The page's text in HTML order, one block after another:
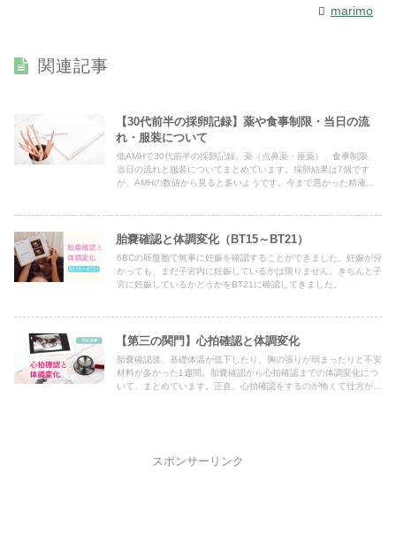
marimo
関連記事
【30代前半の採卵記録】薬や食事制限・当日の流
れ・服装について
低AMHで30代前半の採卵記録。薬（点鼻薬・座薬）、食事制限、
当日の流れと服装についてまとめています。採卵結果は7個です
が、AMHの数値から見ると多いようです。今まで悪かった精液検
胎嚢確認と体調変化（BT15～BT21）
6BCの胚盤胞で無事に妊娠を確認することができました。妊娠が分
かっても、まだ子宮内に妊娠しているかは限りません。きちんと子
宮に妊娠しているかどうかをBT21に確認してきました。
【第三の関門】心拍確認と体調変化
胎嚢確認後、基礎体温が低下したり、胸の張りが弱まったりと不安
材料が多かった1週間。胎嚢確認から心拍確認までの体調変化につ
いて、まとめています。正直、心拍確認をするのが怖くて仕方があ
スポンサーリンク